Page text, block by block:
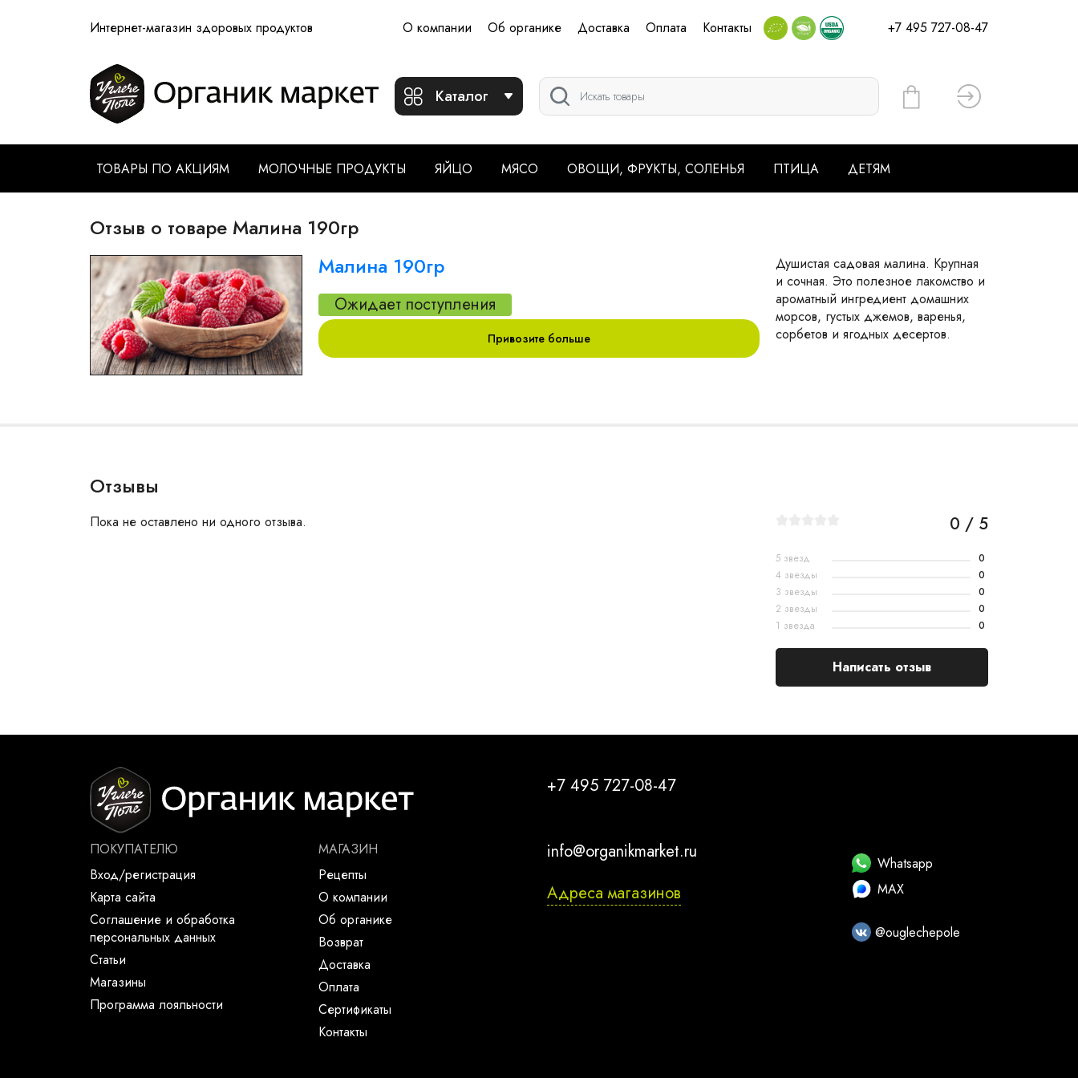
Интернет-магазин здоровых продуктов О компании Об органике Доставка Оплата Контакты +7 495 727-08-47
Каталог Вход
ТОВАРЫ ПО АКЦИЯМ МОЛОЧНЫЕ ПРОДУКТЫ ЯЙЦО МЯСО ОВОЩИ, ФРУКТЫ, СОЛЕНЬЯ ПТИЦА ДЕТЯМ
Отзыв о товаре Малина 190гр
Малина 190гр
Ожидает поступления
Привозите больше
Душистая садовая малина. Крупная
и сочная. Это полезное лакомство и
ароматный ингредиент домашних
морсов, густых джемов, варенья,
сорбетов и ягодных десертов.
Отзывы
Пока не оставлено ни одного отзыва. 0 / 5
5 звезд
0
4 звезды
0
3 звезды
0
2 звезды
0
1 звезда
0
Написать отзыв
ПОКУПАТЕЛЮ
Вход/регистрация
Карта сайта
Соглашение и обработка
персональных данных
Статьи
Магазины
Программа лояльности
МАГАЗИН
Рецепты
О компании
Об органике
Возврат
Доставка
Оплата
Сертификаты
Контакты
+7 495 727-08-47
info@organikmarket.ru
Адреса магазинов
Whatsapp
MAX
@ouglechepole